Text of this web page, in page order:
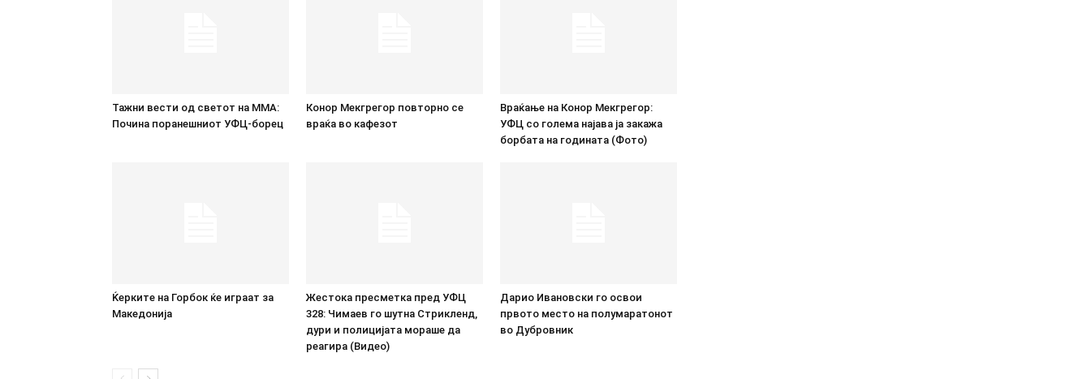
Тажни вести од светот на ММА:
Почина поранешниот УФЦ-борец
Конор Мекгрегор повторно се
враќа во кафезот
Враќање на Конор Мекгрегор:
УФЦ со голема најава ја закажа
борбата на годината (Фото)
Ќерките на Горбок ќе играат за
Македонија
Жестока пресметка пред УФЦ
328: Чимаев го шутна Стрикленд,
дури и полицијата мораше да
реагира (Видео)
Дарио Ивановски го освои
првото место на полумаратонот
во Дубровник